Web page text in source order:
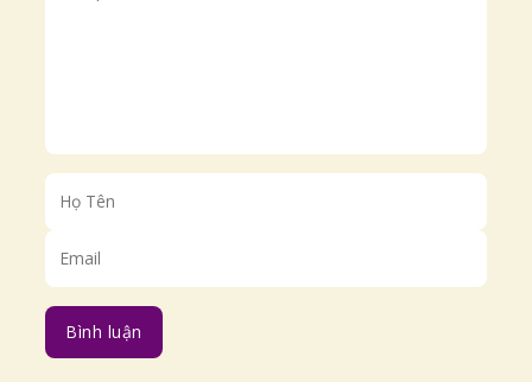
Bình luận